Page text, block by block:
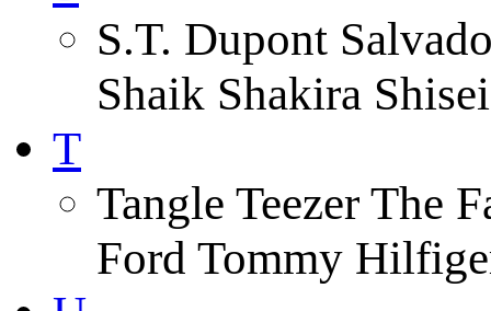
S.T. Dupont
Shaik Shakira
T
Tangle Teezer The
Ford Tommy